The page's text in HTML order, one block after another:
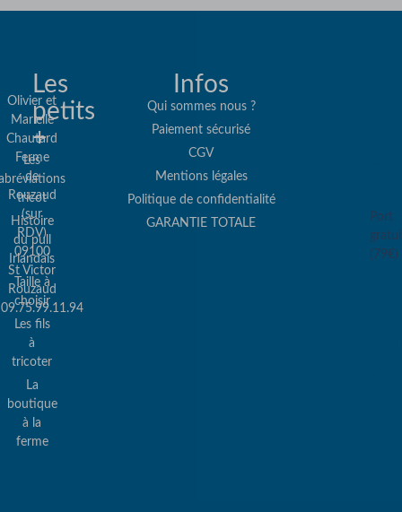
Olivier et
Marielle
Chautard
Ferme
de
Rouzaud
(sur
RDV)
09100
St Victor
Rouzaud
09.75.99.11.94
Les
petits
+
Les
tricot
Histoire
du pull
Irlandais
Taille à
choisir
Les fils
à
tricoter
La
boutique
à la
ferme
Infos
Qui sommes nous ?
Paiement sécurisé
CGV
Mentions légales
Politique de confidentialité
GARANTIE TOTALE
Port
(79€)